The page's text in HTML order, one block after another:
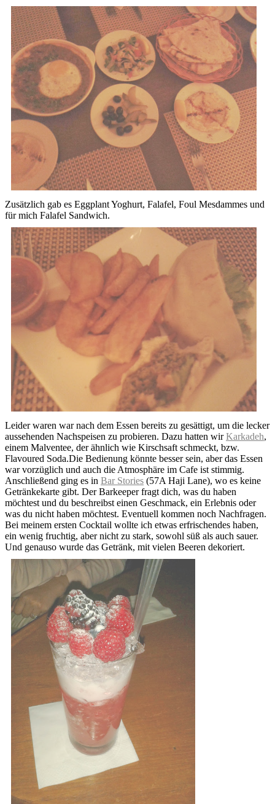
Zusätzlich gab es Eggplant Yoghurt, Falafel, Foul Mesdammes und
für mich Falafel Sandwich.
Leider waren war nach dem Essen bereits zu gesättigt, um die lecker
aussehenden Nachspeisen zu probieren. Dazu hatten wirKarkadeh,
einem Malventee, der ähnlich wie Kirschsaft schmeckt, bzw.
Flavoured Soda.Die Bedienung könnte besser sein, aber das Essen
war vorzüglich und auch die Atmosphäre im Cafe ist stimmig.
Anschließend ging es in Bar Stories (57A Haji Lane), wo es keine
Getränkekarte gibt. Der Barkeeper fragt dich, was du haben
möchtest und du beschreibst einen Geschmack, ein Erlebnis oder
was du nicht haben möchtest. Eventuell kommen noch Nachfragen.
Bei meinem ersten Cocktail wollte ich etwas erfrischendes haben,
ein wenig fruchtig, aber nicht zu stark, sowohl süß als auch sauer.
Und genauso wurde das Getränk, mit vielen Beeren dekoriert.